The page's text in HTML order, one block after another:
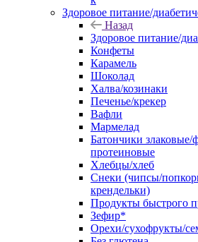
Здоровое питание/
Назад
Здоровое питание/
Конфеты
Карамель
Шоколад
Халва/козинаки
Печенье/крекер
Вафли
Мармелад
Батончики злаковые/
протеиновые
Хлебцы/хлеб
Снеки (чипсы/
крендельки)
Продукты быстрого
Зефир*
Орехи/сухофрукты/